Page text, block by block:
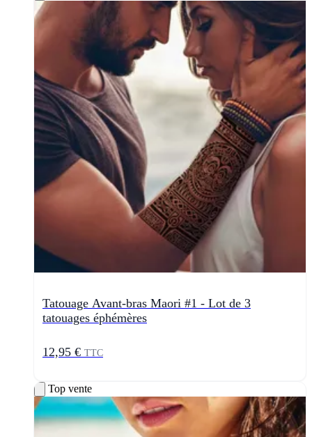
Tatouage Avant-bras Maori #1 - Lot de 3
tatouages éphémères
12,95 € TTC
Top vente